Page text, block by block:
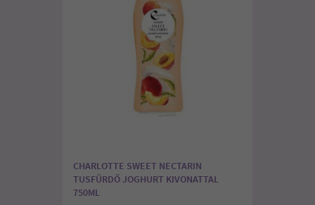
CHARLOTTE SWEET NECTARIN
TUSFÜRDŐ JOGHURT KIVONATTAL
750ML